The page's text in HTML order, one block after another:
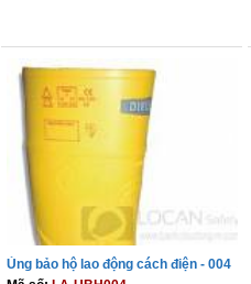
Ủng bảo hộ lao động cách điện - 004